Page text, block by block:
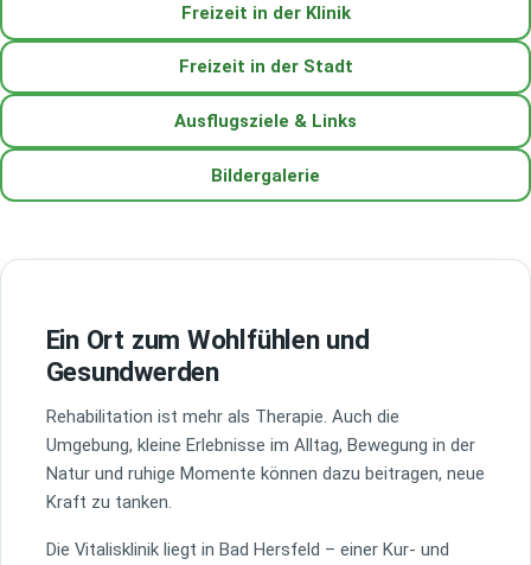
Freizeit in der Klinik
Freizeit in der Stadt
Ausflugsziele & Links
Bildergalerie
Ein Ort zum Wohlfühlen und
Gesundwerden
Rehabilitation ist mehr als Therapie. Auch die
Umgebung, kleine Erlebnisse im Alltag, Bewegung in der
Natur und ruhige Momente können dazu beitragen, neue
Kraft zu tanken.
Die Vitalisklinik liegt in Bad Hersfeld – einer Kur- und